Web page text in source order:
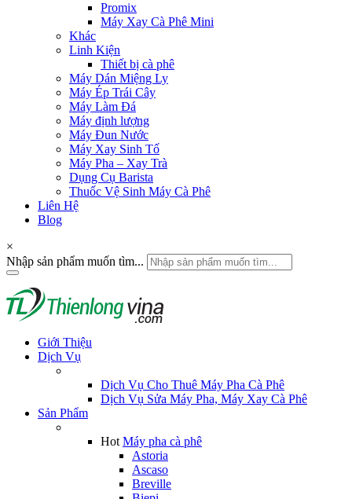
Promix
Máy Xay Cà Phê Mini
Khác
Linh Kiện
Thiết bị cà phê
Máy Dán Miệng Ly
Máy Ép Trái Cây
Máy Làm Đá
Máy định lượng
Máy Đun Nước
Máy Xay Sinh Tố
Máy Pha – Xay Trà
Dụng Cụ Barista
Thuốc Vệ Sinh Máy Cà Phê
Liên Hệ
Blog
×
Nhập sản phẩm muốn tìm...
Giới Thiệu
Dịch Vụ
Dịch Vụ Cho Thuê Máy Pha Cà Phê
Dịch Vụ Sửa Máy Pha, Máy Xay Cà Phê
Sản Phẩm
Hot Máy pha cà phê
Astoria
Ascaso
Breville